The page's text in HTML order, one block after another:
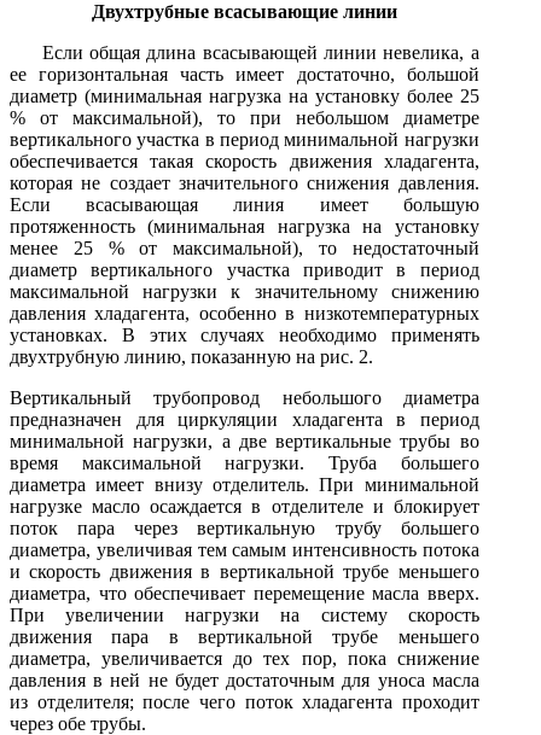
Двухтрубные всасывающие линии
Если общая длина всасывающей линии невелика, а
ее горизонтальная часть имеет достаточно, большой
диаметр (минимальная нагрузка на установку более 25
% от максимальной), то при небольшом диаметре
вертикального участка в период минимальной нагрузки
обеспечивается такая скорость движения хладагента,
которая не создает значительного снижения давления.
Если всасывающая линия имеет большую
протяженность (минимальная нагрузка на установку
менее 25 % от максимальной), то недостаточный
диаметр вертикального участка приводит в период
максимальной нагрузки к значительному снижению
давления хладагента, особенно в низкотемпературных
установках. В этих случаях необходимо применять
двухтрубную линию, показанную на рис. 2.
Вертикальный трубопровод небольшого диаметра
предназначен для циркуляции хладагента в период
минимальной нагрузки, а две вертикальные трубы во
время максимальной нагрузки. Труба большего
диаметра имеет внизу отделитель. При минимальной
нагрузке масло осаждается в отделителе и блокирует
поток пара через вертикальную трубу большего
диаметра, увеличивая тем самым интенсивность потока
и скорость движения в вертикальной трубе меньшего
диаметра, что обеспечивает перемещение масла вверх.
При увеличении нагрузки на систему скорость
движения пара в вертикальной трубе меньшего
диаметра, увеличивается до тех пор, пока снижение
давления в ней не будет достаточным для уноса масла
из отделителя; после чего поток хладагента проходит
через обе трубы.